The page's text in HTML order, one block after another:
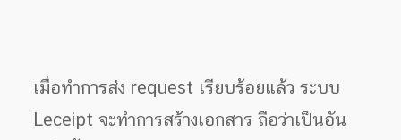
เมื่อทำการส่ง request เรียบร้อยแล้ว ระบบ
Leceipt จะทำการสร้างเอกสาร ถือว่าเป็นอัน